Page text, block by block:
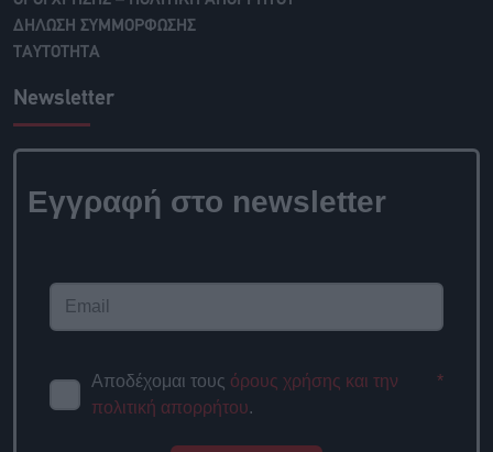
ΔΗΛΩΣΗ ΣΥΜΜΟΡΦΩΣΗΣ
ΤΑΥΤΟΤΗΤΑ
Newsletter
Εγγραφή στο newsletter
Αποδέχομαι τους όρους χρήσης και την
πολιτική απορρήτου.
*